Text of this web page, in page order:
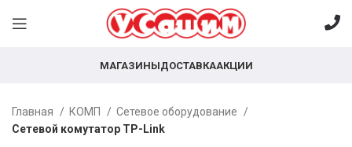
МАГАЗИНЫДОСТАВКААКЦИИ
Главная КОМП
Сетевое оборудование
Сетевой комутатор TP-Link